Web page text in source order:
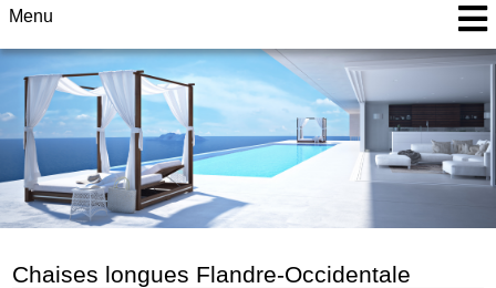
Menu
Chaises longues Flandre-Occidentale